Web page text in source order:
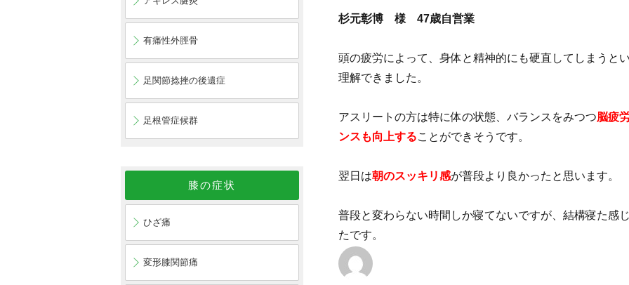
杉元彰博 様 47歳自営業
頭の疲労によって、身体と精神的にも硬直してしまうと
理解できました。
アスリートの方は特に体の状態、バランスをみつつ脳疲
ンスも向上することができそうです。
翌日は朝のスッキリ感が普段より良かったと思います。
普段と変わらない時間しか寝てないですが、結構寝た感
たです。
有痛性外脛骨
足関節捻挫の後遺症
足根管症候群
膝の症状
ひざ痛
変形膝関節痛